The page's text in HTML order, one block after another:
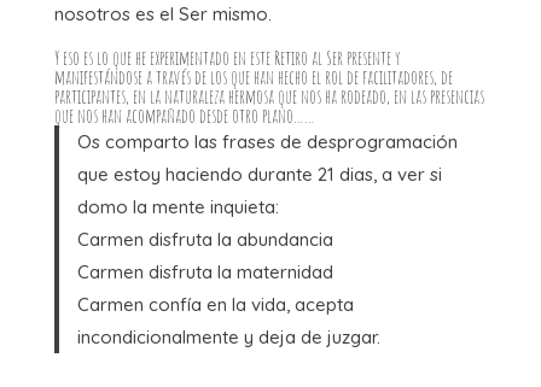
nosotros es el Ser mismo.
Y eso es lo que he experimentado en este Retiro al Ser presente y
manifestándose a través de los que han hecho el rol de facilitadores, de
participantes, en la naturaleza hermosa que nos ha rodeado, en las presencias
que nos han acompañado desde otro plano……
Os comparto las frases de desprogramación
que estoy haciendo durante 21 dias, a ver si
domo la mente inquieta:
Carmen disfruta la abundancia
Carmen disfruta la maternidad
Carmen confía en la vida, acepta
incondicionalmente y deja de juzgar.